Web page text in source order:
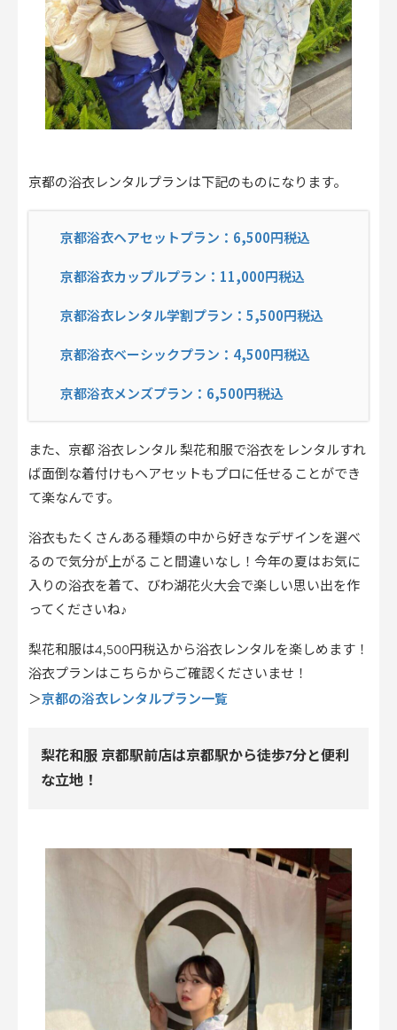
京都の浴衣レンタルプランは下記のものになります。
京都浴衣ヘアセットプラン：6,500円税込
京都浴衣カップルプラン：11,000円税込
京都浴衣レンタル学割プラン：5,500円税込
京都浴衣ベーシックプラン：4,500円税込
京都浴衣メンズプラン：6,500円税込
また、京都 浴衣レンタル 梨花和服で浴衣をレンタルすれ
ば面倒な着付けもヘアセットもプロに任せることができ
て楽なんです。
浴衣もたくさんある種類の中から好きなデザインを選べ
るので気分が上がること間違いなし！今年の夏はお気に
入りの浴衣を着て、びわ湖花火大会で楽しい思い出を作
ってくださいね♪
梨花和服は4,500円税込から浴衣レンタルを楽しめます！
浴衣プランはこちらからご確認くださいませ！
＞京都の浴衣レンタルプラン一覧
梨花和服 京都駅前店は京都駅から徒歩7分と便利
な立地！